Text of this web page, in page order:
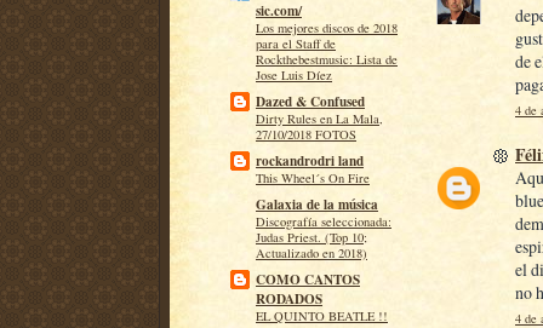
sic.com/
Los mejores discos de 2018
para el Staff de
Rockthebestmusic: Lista de
Jose Luis Díez
Dazed & Confused
Dirty Rules en La Mala,
27/10/2018 FOTOS
rockandrodri land
This Wheel´s On Fire
Galaxia de la música
Discografía seleccionada:
Judas Priest. (Top 10;
Actualizado en 2018)
COMO CANTOS
RODADOS
EL QUINTO BEATLE !!
de
4 de
el
no
4 de